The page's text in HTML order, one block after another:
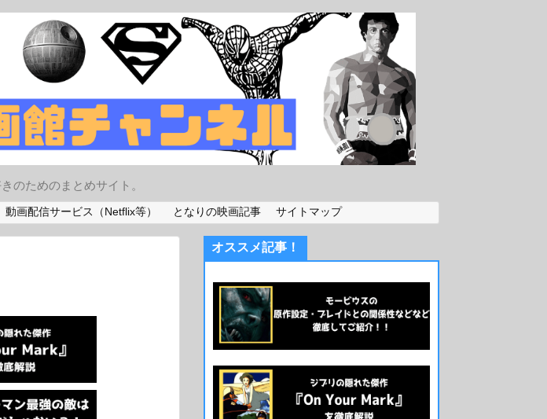
のためのまとめサイト。
動画配信サービス（Netflix等） となりの映画記事 サイトマップ
オススメ記事！